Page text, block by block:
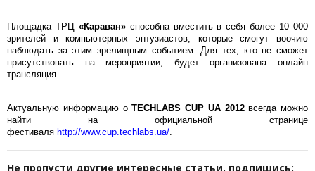
Площадка ТРЦ «Караван»способна вместить в себя более 10 000
зрителей и компьютерных энтузиастов, которые смогут воочию
наблюдать за этим зрелищным событием. Для тех, кто не сможет
присутствовать на мероприятии, будет организована онлайн
трансляция.
Актуальную информацию оTECHLABS CUP UA 2012всегда можно
найти на официальной странице
фестиваля http://www.cup.techlabs.ua/
Не пропусти другие интересные статьи, подпишись: